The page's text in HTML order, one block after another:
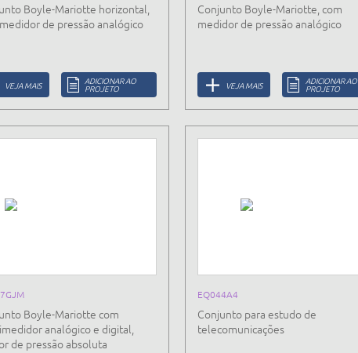
Boyle-Mariotte horizontal,
de pressão analógico
VEJA MAIS ADICIONAR AO
PROJETO
Conjunto Boyle-Mariotte, com
medidor de pressão analógico
VEJA MAIS ADICIONAR AO
PROJETO
Boyle-Mariotte com
analógico e digital,
de pressão absoluta
EQ044A4
Conjunto para estudo de
telecomunicações